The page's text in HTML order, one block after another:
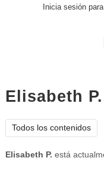
Inicia sesión
Elisabeth P.
Todos los contenidos
Elisabeth P. está